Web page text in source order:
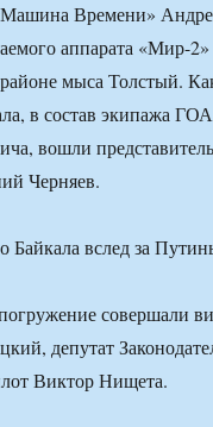
Времени»
аппарата «Мир-
мыса Толстый.
в состав экипажа
вошли
Черняев.
совершали
депутат
Виктор Нищета.